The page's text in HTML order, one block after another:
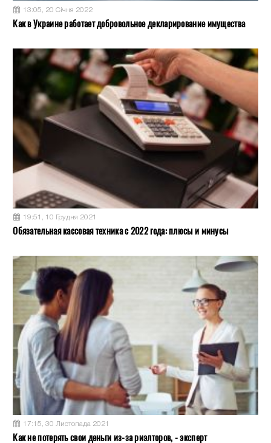
13:05, 20 Січня 2022
Как в Украине работает добровольное декларирование имущества
19:51, 10 Грудня 2021
Обязательная кассовая техника с 2022 года: плюсы и минусы
17:15, 30 Листопада 2021
Как не потерять свои деньги из-за риэлторов, - эксперт